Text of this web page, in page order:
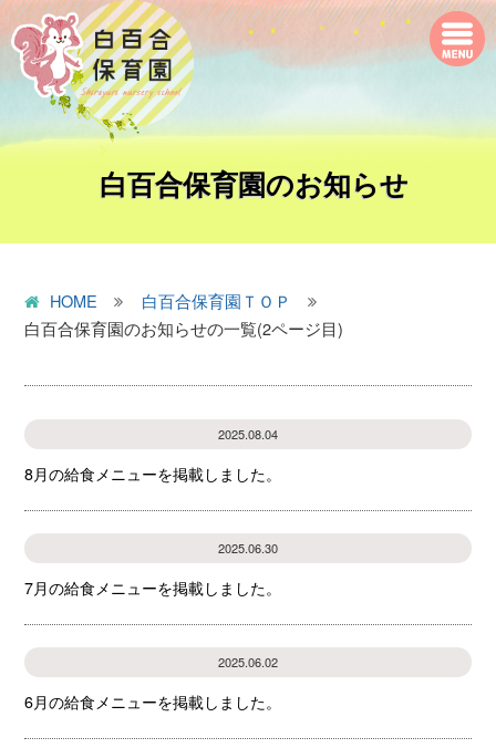
白百合保育園のお知らせ
HOME
白百合保育園ＴＯＰ
白百合保育園のお知らせの一覧(2ページ目)
2025.08.04
8月の給食メニューを掲載しました。
2025.06.30
7月の給食メニューを掲載しました。
2025.06.02
6月の給食メニューを掲載しました。